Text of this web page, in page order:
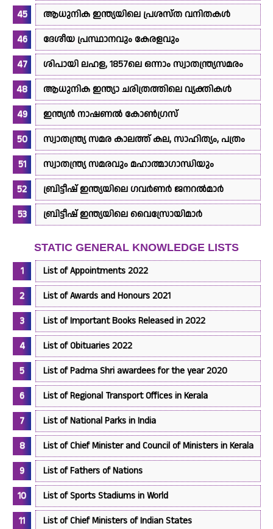
ആധുനിക ഇന്ത്യയിലെ പ്രശസ്ത വനിതകൾ
ദേശീയ പ്രസ്ഥാനവും കേരളവും
ശിപായി ലഹള, 1857ലെ ഒന്നാം സ്വാതന്ത്ര്യസമരം
ആധുനിക ഇന്ത്യാ ചരിത്രത്തിലെ വ്യക്തികൾ
ഇന്ത്യൻ നാഷണൽ കോൺഗ്രസ്
സ്വാതന്ത്ര്യ സമര കാലത്ത് കല, സാഹിത്യം, പത്രം
സ്വാതന്ത്ര്യ സമരവും മഹാത്മാഗാന്ധിയും
ബ്രിട്ടീഷ് ഇന്ത്യയിലെ ഗവർണർ ജനറൽമാർ
ബ്രിട്ടീഷ് ഇന്ത്യയിലെ വൈസ്രോയിമാർ
STATIC GENERAL KNOWLEDGE LISTS
List of Appointments 2022
List of Awards and Honours 2021
List of Important Books Released in 2022
List of Obituaries 2022
List of Padma Shri awardees for the year 2020
List of Regional Transport Offices in Kerala
List of National Parks in India
List of Chief Minister and Council of Ministers in Kerala
List of Fathers of Nations
List of Sports Stadiums in World
List of Chief Ministers of Indian States